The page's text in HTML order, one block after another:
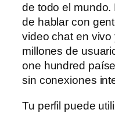
de todo el mundo.
de hablar con
video chat en vivo
millones de
one hundred
sin conexiones
Tu perfil puede